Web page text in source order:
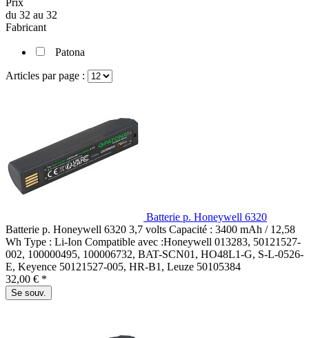
Prix
du 32 au 32
Fabricant
Patona
Articles par page :
Batterie p. Honeywell 6320
Batterie p. Honeywell 6320 3,7 volts Capacité : 3400 mAh / 12,58
Wh Type : Li-Ion Compatible avec :Honeywell 013283, 50121527-
002, 100000495, 100006732, BAT-SCN01, HO48L1-G, S-L-0526-
E, Keyence 50121527-005, HR-B1, Leuze 50105384
32,00 € *
Se souv.